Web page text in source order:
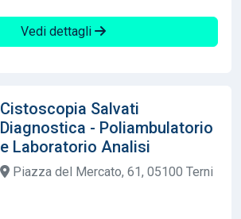
Vedi dettagli
Cistoscopia Salvati
Diagnostica - Poliambulatorio
e Laboratorio Analisi
Piazza del Mercato, 61, 05100 Terni